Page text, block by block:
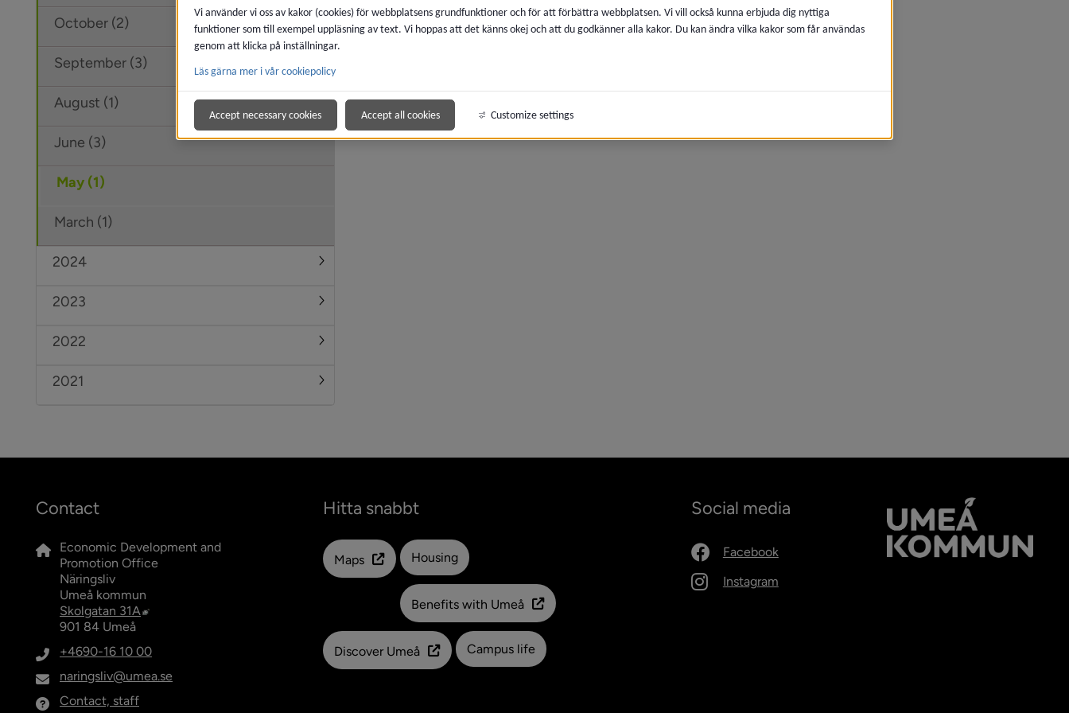
October (2)
September (3)
August (1)
June (3)
May (1)
March (1)
2024 Undermeny för 2024
2023 Undermeny för 2023
2022 Undermeny för 2022
2021 Undermeny för 2021
Contact
Economic Development and
Promotion Office
Näringsliv
Umeå kommun
Skolgatan 31A External link, opens in new window.
901 84 Umeå
+4690-16 10 00
naringsliv@umea.se
Contact, staff
Hitta snabbt
Maps Länk till en annan webbplats
Housing
Benefits with Umeå
Discover Umeå Campus life
Social media
Facebook
Instagram
Vi använder vi oss av kakor (cookies) för webbplatsens grundfunktioner och för att förbättra webbplatsen. Vi vill också kunna erbjuda dig nyttiga
funktioner som till exempel uppläsning av text. Vi hoppas att det känns okej och att du godkänner alla kakor. Du kan ändra vilka kakor som får användas
genom att klicka på inställningar.
Läs gärna mer i vår cookiepolicy
Accept necessary cookies Accept all cookies Customize settings